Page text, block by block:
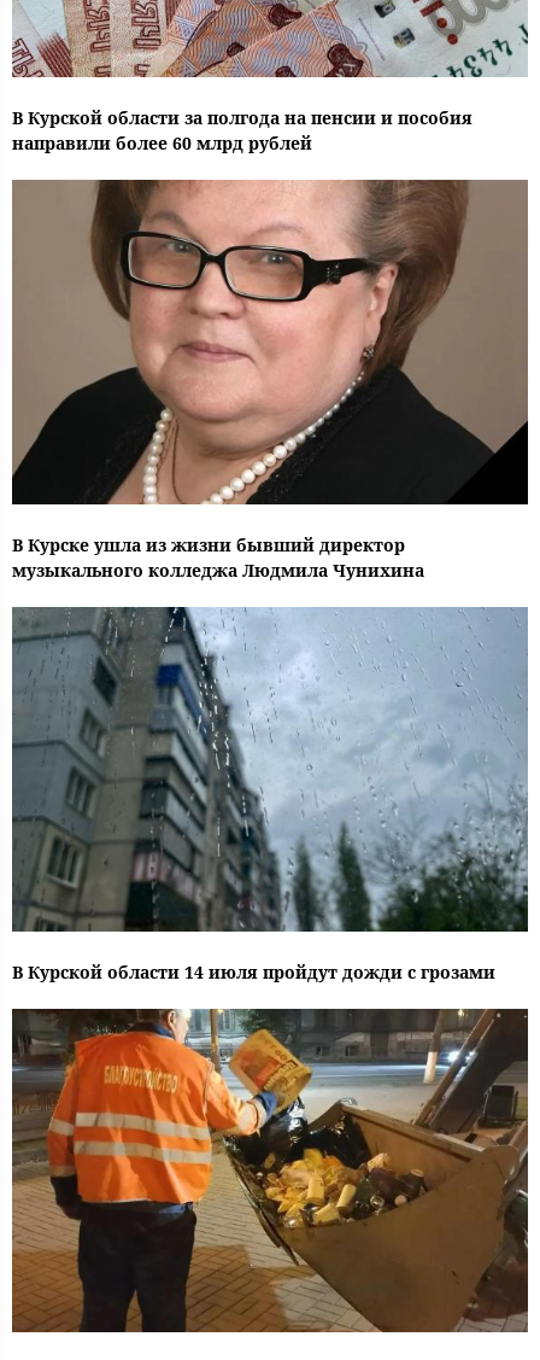
В Курской области за полгода на пенсии и пособия
направили более 60 млрд рублей
В Курске ушла из жизни бывший директор
музыкального колледжа Людмила Чунихина
В Курской области 14 июля пройдут дожди с грозами